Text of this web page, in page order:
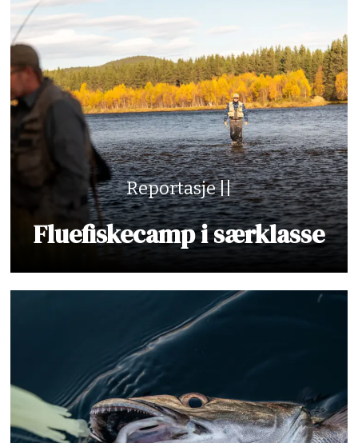
Reportasje ||
Fluefiskecamp i særklasse